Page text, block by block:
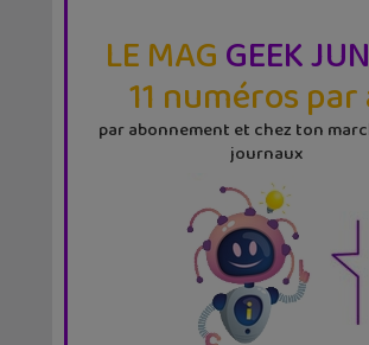
LE MAGGEEK
11 numéros par
par abonnement et chez ton
journaux